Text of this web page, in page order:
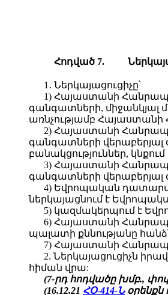
Հոդված 7.
1․ Ներկայացուցիչը՝
1) Հայաստանի
գանգատների, միջանկյալ
առնչությամբ
2) Հայաստանի
գանգատների
բանակցություններ,
3) Հայաստանի
գանգատների վերաբերյալ
4) Եվրոպական
ներկայացնում է
5) կազմակերպում է
6) Հայաստանի
պալատի քննությանը
7) Հայաստանի
2. Ներկայացուցիչն
հիման վրա:
(7-րդ հոդվածը խմբ., փոփ.
(16.12.21 ՀՕ-414-Նօրենքն